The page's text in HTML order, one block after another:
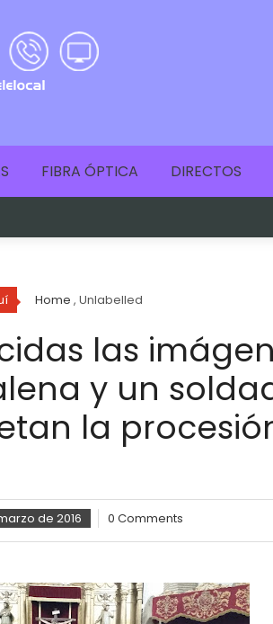
FIBRA ÓPTICA DIRECTOS
Home , Unlabelled
las
y un
la
de 2016 0 Comments